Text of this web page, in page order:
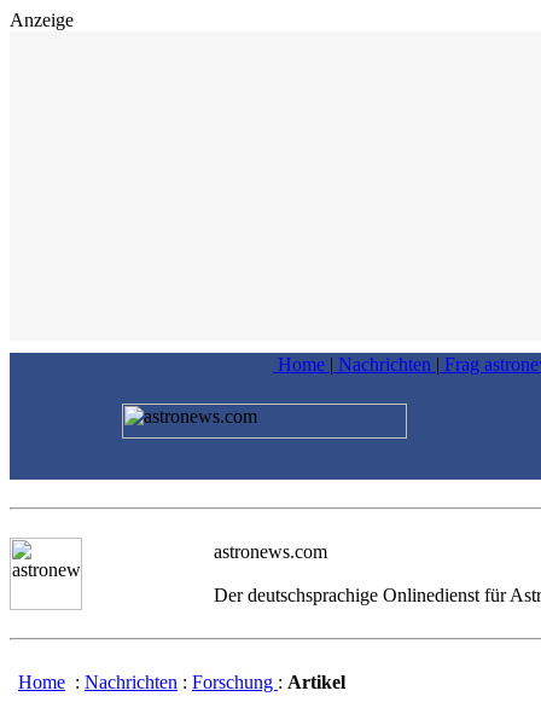
Anzeige
Home | Nachrichten | Frag
astronews.com
Der deutschsprachige Onlinedienst für
Home : Nachrichten : Forschung : Artikel